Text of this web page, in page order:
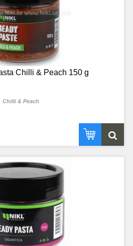
Chilli & Peach 150 g
Chilli & Peach